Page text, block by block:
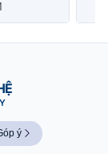
Nhất, Quốc hội
Bộ trưởng
Luật sửa đổi,...